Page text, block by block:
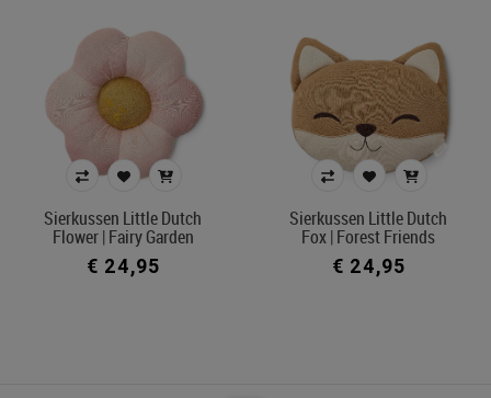
Sierkussen Little Dutch
Flower | Fairy Garden
€ 24,95
Sierkussen Little Dutch
Fox | Forest Friends
€ 24,95